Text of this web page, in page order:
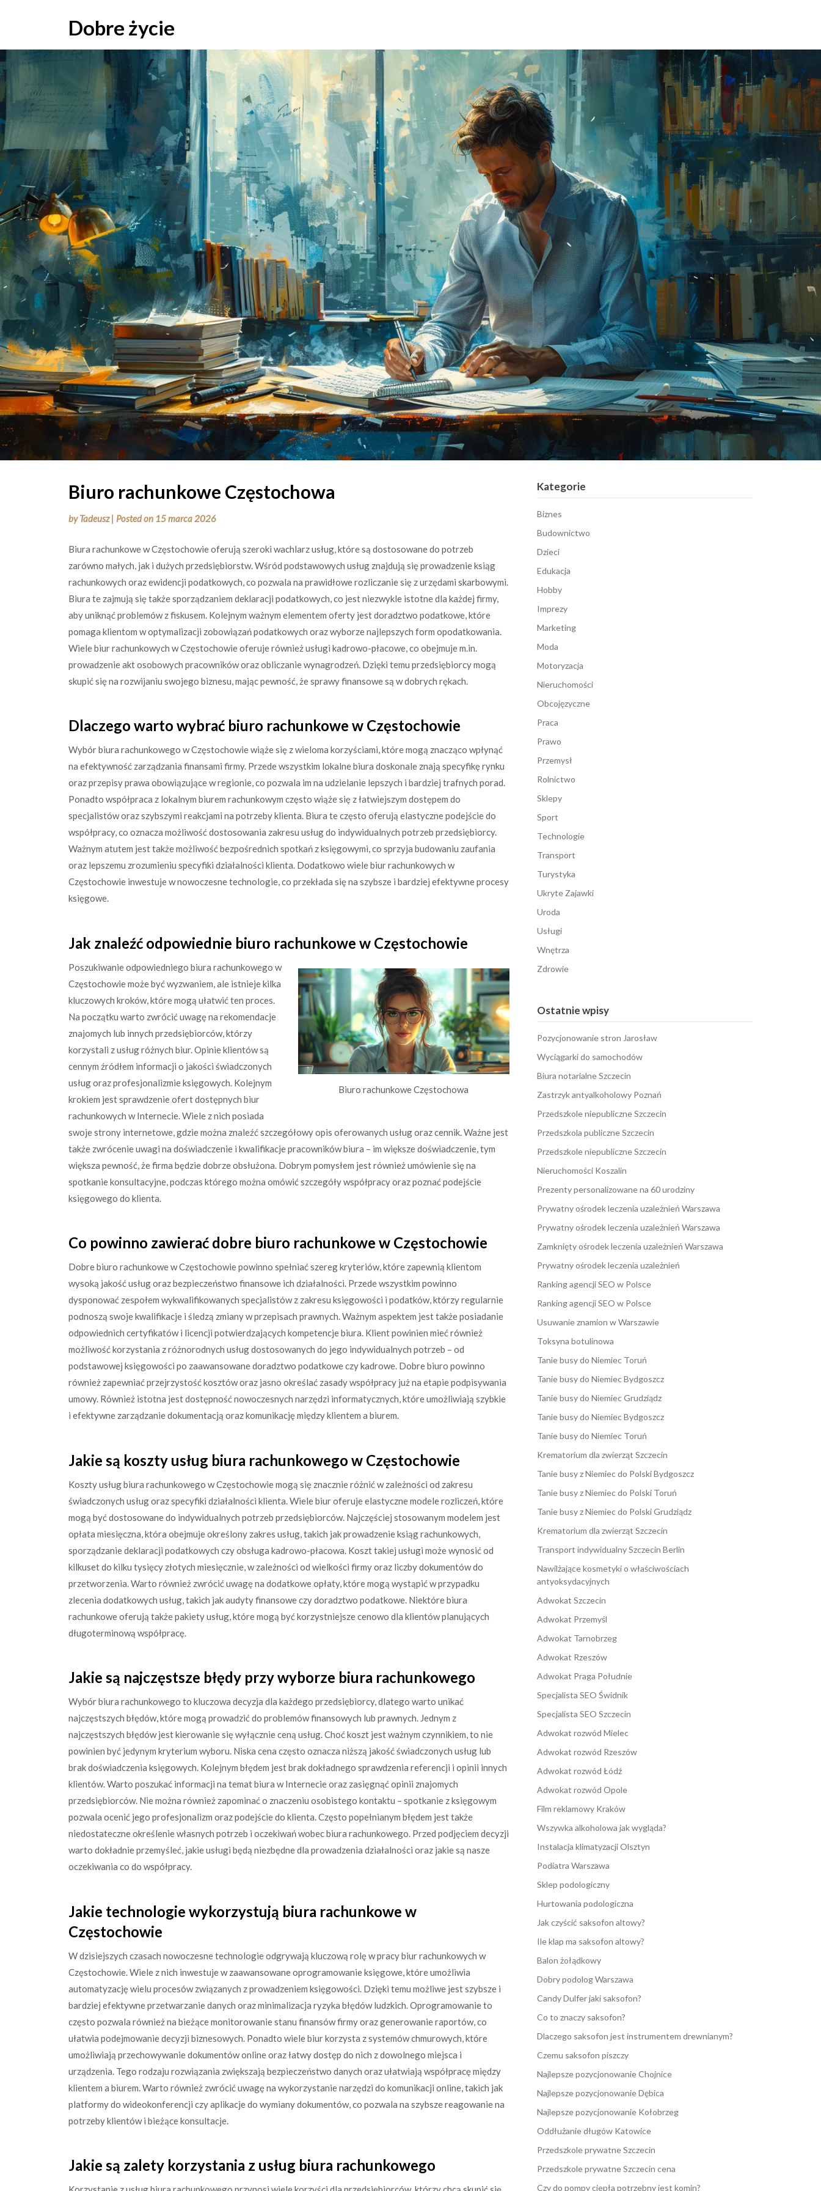
Dobre życie
Biuro rachunkowe Częstochowa
byTadeusz | Posted on 15 marca 2026
Biura rachunkowe w Częstochowie oferują szeroki wachlarz usług, które są dostosowane do potrzeb
zarówno małych, jak i dużych przedsiębiorstw. Wśród podstawowych usług znajdują się prowadzenie ksiąg
rachunkowych oraz ewidencji podatkowych, co pozwala na prawidłowe rozliczanie się z urzędami skarbowymi.
Biura te zajmują się także sporządzaniem deklaracji podatkowych, co jest niezwykle istotne dla każdej firmy,
aby uniknąć problemów z fiskusem. Kolejnym ważnym elementem oferty jest doradztwo podatkowe, które
pomaga klientom w optymalizacji zobowiązań podatkowych oraz wyborze najlepszych form opodatkowania.
Wiele biur rachunkowych w Częstochowie oferuje również usługi kadrowo-płacowe, co obejmuje m.in.
prowadzenie akt osobowych pracowników oraz obliczanie wynagrodzeń. Dzięki temu przedsiębiorcy mogą
skupić się na rozwijaniu swojego biznesu, mając pewność, że sprawy finansowe są w dobrych rękach.
Dlaczego warto wybrać biuro rachunkowe w Częstochowie
Wybór biura rachunkowego w Częstochowie wiąże się z wieloma korzyściami, które mogą znacząco wpłynąć
na efektywność zarządzania finansami firmy. Przede wszystkim lokalne biura doskonale znają specyfikę rynku
oraz przepisy prawa obowiązujące w regionie, co pozwala im na udzielanie lepszych i bardziej trafnych porad.
Ponadto współpraca z lokalnym biurem rachunkowym często wiąże się z łatwiejszym dostępem do
specjalistów oraz szybszymi reakcjami na potrzeby klienta. Biura te często oferują elastyczne podejście do
współpracy, co oznacza możliwość dostosowania zakresu usług do indywidualnych potrzeb przedsiębiorcy.
Ważnym atutem jest także możliwość bezpośrednich spotkań z księgowymi, co sprzyja budowaniu zaufania
oraz lepszemu zrozumieniu specyfiki działalności klienta. Dodatkowo wiele biur rachunkowych w
Częstochowie inwestuje w nowoczesne technologie, co przekłada się na szybsze i bardziej efektywne procesy
księgowe.
Jak znaleźć odpowiednie biuro rachunkowe w Częstochowie
Biuro rachunkowe Częstochowa
Poszukiwanie odpowiedniego biura rachunkowego w
Częstochowie może być wyzwaniem, ale istnieje kilka
kluczowych kroków, które mogą ułatwić ten proces.
Na początku warto zwrócić uwagę na rekomendacje
znajomych lub innych przedsiębiorców, którzy
korzystali z usług różnych biur. Opinie klientów są
cennym źródłem informacji o jakości świadczonych
usług oraz profesjonalizmie księgowych. Kolejnym
krokiem jest sprawdzenie ofert dostępnych biur
rachunkowych w Internecie. Wiele z nich posiada
swoje strony internetowe, gdzie można znaleźć szczegółowy opis oferowanych usług oraz cennik. Ważne jest
także zwrócenie uwagi na doświadczenie i kwalifikacje pracowników biura – im większe doświadczenie, tym
większa pewność, że firma będzie dobrze obsłużona. Dobrym pomysłem jest również umówienie się na
spotkanie konsultacyjne, podczas którego można omówić szczegóły współpracy oraz poznać podejście
księgowego do klienta.
Co powinno zawierać dobre biuro rachunkowe w Częstochowie
Dobre biuro rachunkowe w Częstochowie powinno spełniać szereg kryteriów, które zapewnią klientom
wysoką jakość usług oraz bezpieczeństwo finansowe ich działalności. Przede wszystkim powinno
dysponować zespołem wykwalifikowanych specjalistów z zakresu księgowości i podatków, którzy regularnie
podnoszą swoje kwalifikacje i śledzą zmiany w przepisach prawnych. Ważnym aspektem jest także posiadanie
odpowiednich certyfikatów i licencji potwierdzających kompetencje biura. Klient powinien mieć również
możliwość korzystania z różnorodnych usług dostosowanych do jego indywidualnych potrzeb – od
podstawowej księgowości po zaawansowane doradztwo podatkowe czy kadrowe. Dobre biuro powinno
również zapewniać przejrzystość kosztów oraz jasno określać zasady współpracy już na etapie podpisywania
umowy. Również istotna jest dostępność nowoczesnych narzędzi informatycznych, które umożliwiają szybkie
i efektywne zarządzanie dokumentacją oraz komunikację między klientem a biurem.
Jakie są koszty usług biura rachunkowego w Częstochowie
Koszty usług biura rachunkowego w Częstochowie mogą się znacznie różnić w zależności od zakresu
świadczonych usług oraz specyfiki działalności klienta. Wiele biur oferuje elastyczne modele rozliczeń, które
mogą być dostosowane do indywidualnych potrzeb przedsiębiorców. Najczęściej stosowanym modelem jest
opłata miesięczna, która obejmuje określony zakres usług, takich jak prowadzenie ksiąg rachunkowych,
sporządzanie deklaracji podatkowych czy obsługa kadrowo-płacowa. Koszt takiej usługi może wynosić od
kilkuset do kilku tysięcy złotych miesięcznie, w zależności od wielkości firmy oraz liczby dokumentów do
przetworzenia. Warto również zwrócić uwagę na dodatkowe opłaty, które mogą wystąpić w przypadku
zlecenia dodatkowych usług, takich jak audyty finansowe czy doradztwo podatkowe. Niektóre biura
rachunkowe oferują także pakiety usług, które mogą być korzystniejsze cenowo dla klientów planujących
długoterminową współpracę.
Jakie są najczęstsze błędy przy wyborze biura rachunkowego
Wybór biura rachunkowego to kluczowa decyzja dla każdego przedsiębiorcy, dlatego warto unikać
najczęstszych błędów, które mogą prowadzić do problemów finansowych lub prawnych. Jednym z
najczęstszych błędów jest kierowanie się wyłącznie ceną usług. Choć koszt jest ważnym czynnikiem, to nie
powinien być jedynym kryterium wyboru. Niska cena często oznacza niższą jakość świadczonych usług lub
brak doświadczenia księgowych. Kolejnym błędem jest brak dokładnego sprawdzenia referencji i opinii innych
klientów. Warto poszukać informacji na temat biura w Internecie oraz zasięgnąć opinii znajomych
przedsiębiorców. Nie można również zapominać o znaczeniu osobistego kontaktu – spotkanie z księgowym
pozwala ocenić jego profesjonalizm oraz podejście do klienta. Często popełnianym błędem jest także
niedostateczne określenie własnych potrzeb i oczekiwań wobec biura rachunkowego. Przed podjęciem decyzji
warto dokładnie przemyśleć, jakie usługi będą niezbędne dla prowadzenia działalności oraz jakie są nasze
oczekiwania co do współpracy.
Jakie technologie wykorzystują biura rachunkowe w
Częstochowie
W dzisiejszych czasach nowoczesne technologie odgrywają kluczową rolę w pracy biur rachunkowych w
Częstochowie. Wiele z nich inwestuje w zaawansowane oprogramowanie księgowe, które umożliwia
automatyzację wielu procesów związanych z prowadzeniem księgowości. Dzięki temu możliwe jest szybsze i
bardziej efektywne przetwarzanie danych oraz minimalizacja ryzyka błędów ludzkich. Oprogramowanie to
często pozwala również na bieżące monitorowanie stanu finansów firmy oraz generowanie raportów, co
ułatwia podejmowanie decyzji biznesowych. Ponadto wiele biur korzysta z systemów chmurowych, które
umożliwiają przechowywanie dokumentów online oraz łatwy dostęp do nich z dowolnego miejsca i
urządzenia. Tego rodzaju rozwiązania zwiększają bezpieczeństwo danych oraz ułatwiają współpracę między
klientem a biurem. Warto również zwrócić uwagę na wykorzystanie narzędzi do komunikacji online, takich jak
platformy do wideokonferencji czy aplikacje do wymiany dokumentów, co pozwala na szybsze reagowanie na
potrzeby klientów i bieżące konsultacje.
Jakie są zalety korzystania z usług biura rachunkowego
Kategorie
Biznes
Budownictwo
Dzieci
Edukacja
Hobby
Imprezy
Marketing
Moda
Motoryzacja
Nieruchomości
Obcojęzyczne
Praca
Prawo
Przemysł
Rolnictwo
Sklepy
Sport
Technologie
Transport
Turystyka
Ukryte Zajawki
Uroda
Usługi
Wnętrza
Zdrowie
Ostatnie wpisy
Pozycjonowanie stron Jarosław
Wyciągarki do samochodów
Biura notarialne Szczecin
Zastrzyk antyalkoholowy Poznań
Przedszkole niepubliczne Szczecin
Przedszkola publiczne Szczecin
Przedszkole niepubliczne Szczecin
Nieruchomości Koszalin
Prezenty personalizowane na 60 urodziny
Prywatny ośrodek leczenia uzależnień Warszawa
Prywatny ośrodek leczenia uzależnień Warszawa
Zamknięty ośrodek leczenia uzależnień Warszawa
Prywatny ośrodek leczenia uzależnień
Ranking agencji SEO w Polsce
Ranking agencji SEO w Polsce
Usuwanie znamion w Warszawie
Toksyna botulinowa
Tanie busy do Niemiec Toruń
Tanie busy do Niemiec Bydgoszcz
Tanie busy do Niemiec Grudziądz
Tanie busy do Niemiec Bydgoszcz
Tanie busy do Niemiec Toruń
Krematorium dla zwierząt Szczecin
Tanie busy z Niemiec do Polski Bydgoszcz
Tanie busy z Niemiec do Polski Toruń
Tanie busy z Niemiec do Polski Grudziądz
Krematorium dla zwierząt Szczecin
Transport indywidualny Szczecin Berlin
Nawilżające kosmetyki o właściwościach
antyoksydacyjnych
Adwokat Szczecin
Adwokat Przemyśl
Adwokat Tarnobrzeg
Adwokat Rzeszów
Adwokat Praga Południe
Specjalista SEO Świdnik
Specjalista SEO Szczecin
Adwokat rozwód Mielec
Adwokat rozwód Rzeszów
Adwokat rozwód Łódź
Adwokat rozwód Opole
Film reklamowy Kraków
Wszywka alkoholowa jak wygląda?
Instalacja klimatyzacji Olsztyn
Podiatra Warszawa
Sklep podologiczny
Hurtowania podologiczna
Jak czyścić saksofon altowy?
Ile klap ma saksofon altowy?
Balon żołądkowy
Dobry podolog Warszawa
Candy Dulfer jaki saksofon?
Co to znaczy saksofon?
Dlaczego saksofon jest instrumentem drewnianym?
Czemu saksofon piszczy
Najlepsze pozycjonowanie Chojnice
Najlepsze pozycjonowanie Dębica
Najlepsze pozycjonowanie Kołobrzeg
Oddłużanie długów Katowice
Przedszkole prywatne Szczecin
Przedszkole prywatne Szczecin cena
Czy do pompy ciepła potrzebny jest komin?